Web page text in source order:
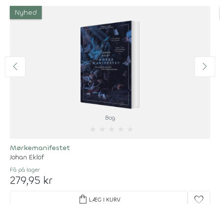
Nyhed
Bog
Mørkemanifestet
Johan Eklöf
Få på lager
279,95 kr
shopping_bag LÆG I KURV favorite